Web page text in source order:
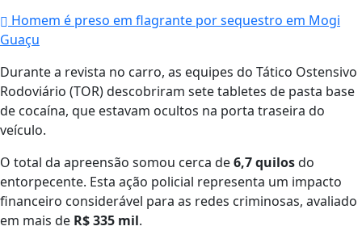
Homem é preso em flagrante por sequestro em Mogi
Guaçu
Durante a revista no carro, as equipes do Tático Ostensivo
Rodoviário (TOR) descobriram sete tabletes de pasta base
de cocaína, que estavam ocultos na porta traseira do
veículo.
O total da apreensão somou cerca de6,7 quilosdo
entorpecente. Esta ação policial representa um impacto
financeiro considerável para as redes criminosas, avaliado
em mais de R$ 335 mil.